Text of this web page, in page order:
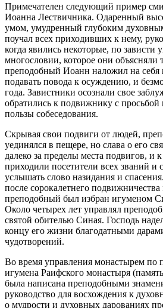
Примечателен следующий пример
Иоанна Лествичника. Одаренный
умом, умудренный глубоким
поучал всех приходивших к нему,
когда явились некоторые, по зависти
многословии, которое они объясняли
преподобный Иоанн наложил на себя
подавать повода к осуждению, и
года. Завистники осознали свое
обратились к подвижнику с
пользы собеседования.
Скрывая свои подвиги от людей,
уединялся в пещере, но слава о его
далеко за пределы места подвигов, и
приходили посетители всех званий
услышать слово назидания и
после сорокалетнего
преподобный был избран игуменом
Около четырех лет управлял
святой обителью Синая. Господь
концу его жизни благодатными
чудотворений.
Во время управления монастырем по
игумена Раифского монастыря
была написана преподобными
руководство для восхождения к
о мудрости и духовных дарованиях